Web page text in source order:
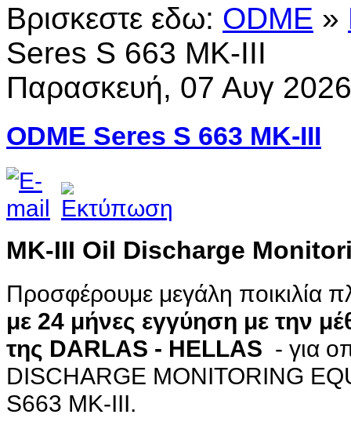
Βρισκεστε εδω: ODME »
Seres S 663 MK-III
Παρασκευή, 07 Αυγ 2026
ODME Seres S 663 MK-III
MK-III Oil Discharge
Προσφέρουμε μεγάλη ποικιλία
με 24 μήνες εγγύηση με την
της DARLAS - HELLAS - για
DISCHARGE MONITORING
S663 MK-III.